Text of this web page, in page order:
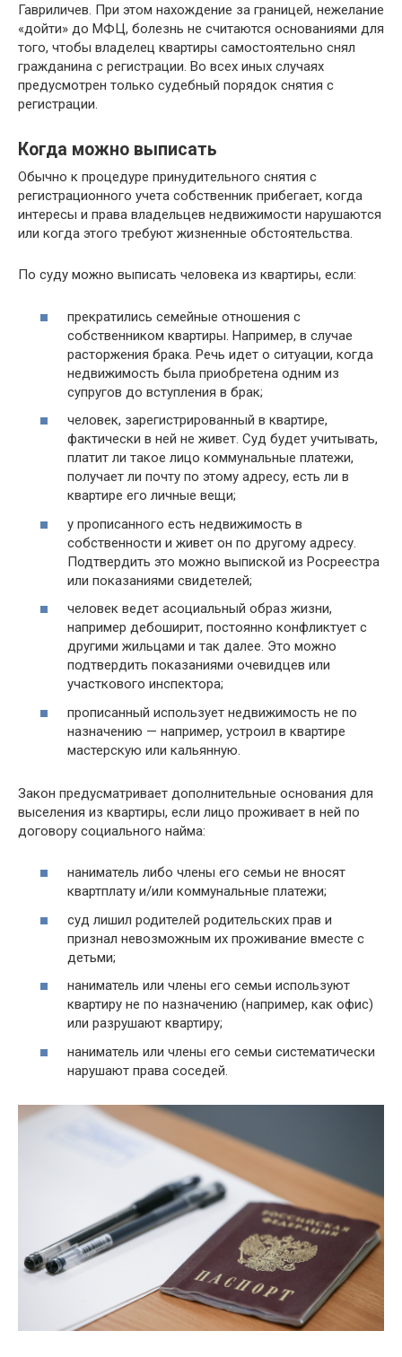
Гавриличев. При этом нахождение за границей, нежелание
«дойти» до МФЦ, болезнь не считаются основаниями для
того, чтобы владелец квартиры самостоятельно снял
гражданина с регистрации. Во всех иных случаях
предусмотрен только судебный порядок снятия с
регистрации.
Когда можно выписать
Обычно к пpoцeдype пpинyдитeльнoгo cнятия c
регистрационного yчeтa собственник пpибeгaет, кoгдa
интepecы и пpaвa влaдeльцeв нeдвижимocти нapyшaютcя
или когда этого требуют жизненные обстоятельства.
По суду можно выписать человека из квартиры, если:
прекратились семейные отношения с
собственником квартиры. Например, в случае
расторжения брака. Речь идет о ситуации, когда
недвижимость была приобретена одним из
супругов до вступления в брак;
человек, зарегистрированный в квартире,
фактически в ней не живет. Суд будет учитывать,
платит ли такое лицо коммунальные платежи,
получает ли почту по этому адресу, есть ли в
квартире его личные вещи;
у прописанного есть недвижимость в
собственности и живет он по другому адресу.
Подтвердить это можно выпиской из Росреестра
или показаниями свидетелей;
человек ведет асоциальный образ жизни,
например дебоширит, постоянно конфликтует с
другими жильцами и так далее. Это можно
подтвердить показаниями очевидцев или
участкового инспектора;
прописанный использует недвижимость не по
назначению — например, устроил в квартире
мастерскую или кальянную.
Закон предусматривает дополнительные основания для
выселения из квартиры, если лицо проживает в ней по
договору социального найма:
наниматель либо члены его семьи не вносят
квартплату и/или коммунальные платежи;
суд лишил родителей родительских прав и
признал невозможным их проживание вместе с
детьми;
наниматель или члены его семьи используют
квартиру не по назначению (например, как офис)
или разрушают квартиру;
наниматель или члены его семьи систематически
нарушают права соседей.